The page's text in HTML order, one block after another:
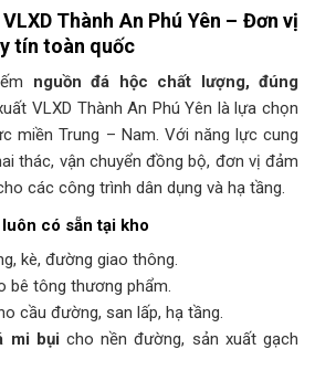
Thành An Phú Yên – Đơn vị
tín toàn quốc
nguồn đá hộc chất lượng, đúng
VLXD Thành An Phú Yên là lựa chọn
miền Trung – Nam. Với năng lực cung
thác, vận chuyển đồng bộ, đơn vị đảm
các công trình dân dụng và hạ tầng.
có sẵn tại kho
kè, đường giao thông.
bê tông thương phẩm.
cầu đường, san lấp, hạ tầng.
mi bụi cho nền đường, sản xuất gạch